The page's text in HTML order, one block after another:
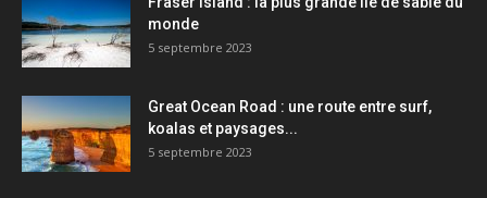
monde
5 septembre 2023
Great Ocean Road : une route entre surf,
koalas et paysages...
5 septembre 2023